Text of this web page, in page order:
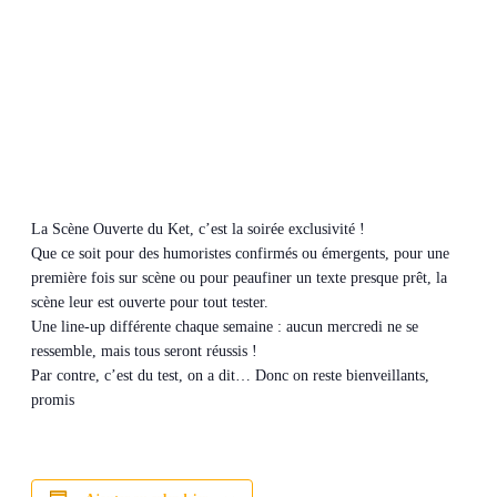
La Scène Ouverte du Ket, c’est la soirée exclusivité !
Que ce soit pour des humoristes confirmés ou émergents, pour une
première fois sur scène ou pour peaufiner un texte presque prêt, la
scène leur est ouverte pour tout tester.
Une line-up différente chaque semaine : aucun mercredi ne se
ressemble, mais tous seront réussis !
Par contre, c’est du test, on a dit… Donc on reste bienveillants,
promis